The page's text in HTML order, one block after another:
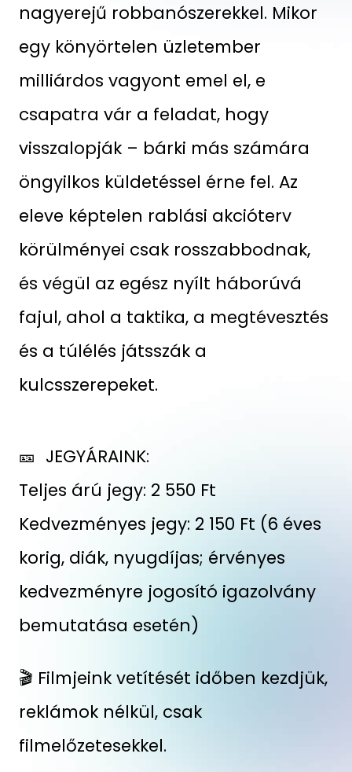
nagyerejű robbanószerekkel. Mikor
egy könyörtelen üzletember
milliárdos vagyont emel el, e
csapatra vár a feladat, hogy
visszalopják – bárki más számára
öngyilkos küldetéssel érne fel. Az
eleve képtelen rablási akcióterv
körülményei csak rosszabbodnak,
és végül az egész nyílt háborúvá
fajul, ahol a taktika, a megtévesztés
és a túlélés játsszák a
kulcsszerepeket.
🎫 JEGYÁRAINK:
Teljes árú jegy: 2 550 Ft
Kedvezményes jegy: 2 150 Ft (6 éves
korig, diák, nyugdíjas; érvényes
kedvezményre jogosító igazolvány
bemutatása esetén)
🎬 Filmjeink vetítését időben kezdjük,
reklámok nélkül, csak
filmelőzetesekkel.